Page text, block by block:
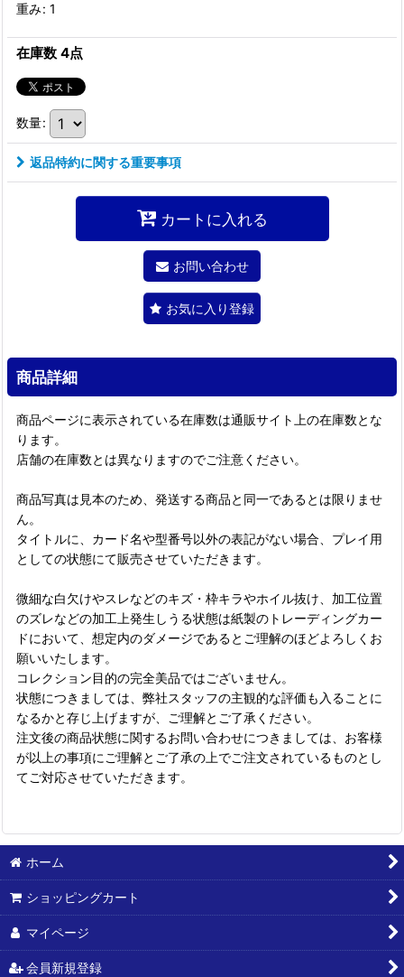
重み: 1
在庫数 4点
数量:
返品特約に関する重要事項
カートに入れる
お問い合わせ
お気に入り登録
商品詳細
商品ページに表示されている在庫数は通販サイト上の在庫数とな
ります。
店舗の在庫数とは異なりますのでご注意ください。
商品写真は見本のため、発送する商品と同一であるとは限りませ
ん。
タイトルに、カード名や型番号以外の表記がない場合、プレイ用
としての状態にて販売させていただきます。
微細な白欠けやスレなどのキズ・枠キラやホイル抜け、加工位置
のズレなどの加工上発生しうる状態は紙製のトレーディングカー
ドにおいて、想定内のダメージであるとご理解のほどよろしくお
願いいたします。
コレクション目的の完全美品ではございません。
状態につきましては、弊社スタッフの主観的な評価も入ることに
なるかと存じ上げますが、ご理解とご了承ください。
注文後の商品状態に関するお問い合わせにつきましては、お客様
が以上の事項にご理解とご了承の上でご注文されているものとし
てご対応させていただきます。
ホーム
ショッピングカート
マイページ
会員新規登録